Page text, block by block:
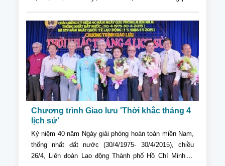
NCT lần thứ I.
Chương trình Giao lưu 'Thời khắc tháng 4
lịch sử'
Kỷ niệm 40 năm Ngày giải phóng hoàn toàn miền Nam,
thống nhất đất nước (30/4/1975- 30/4/2015), chiều
26/4, Liên đoàn Lao động Thành phố Hồ Chí Minh tổ